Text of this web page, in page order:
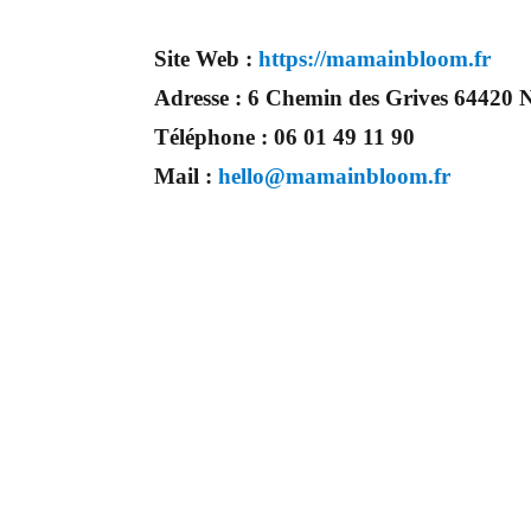
Site Web :https://mamainbloom.fr
Adresse :6 Chemin des Grives 64420
Téléphone :06 01 49 11 90
Mail :hello@mamainbloom.fr